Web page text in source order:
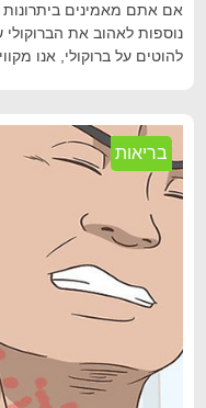
נוספות לאהוב את
להוטים על ברוקולי, אנו
בריאות